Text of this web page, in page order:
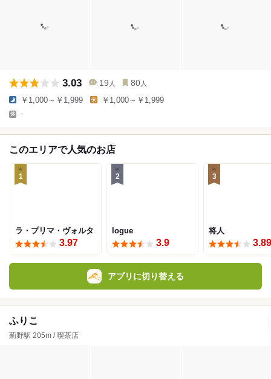
3.03 19 人 80 人
￥1,000～￥1,999 ￥1,000～￥1,999
-
このエリアで人気のお店
1
ラ・プリマ・ヴォルタ
3.97
2
logue
3.9
3
将人
3.89
アプリに切り替える
ふりこ
薊野駅 205m / 喫茶店